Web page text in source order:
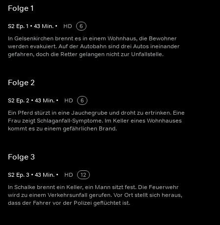
Folge 1
S2 Ep.1 • 43 Min. • HD
6
In Gelsenkirchen brennt es in einem Wohnhaus, die Bewohner
werden evakuiert. Auf der Autobahn sind drei Autos ineinander
gefahren, doch die Retter gelangen nicht zur Unfallstelle.
Folge 2
S2 Ep.2 • 43 Min. • HD
6
Ein Pferd stürzt in eine Jauchegrube und droht zu ertrinken. Eine
Frau zeigt Schlaganfall-Symptome. Im Keller eines Wohnhauses
kommt es zu einem gefährlichen Brand.
Folge 3
S2 Ep.3 • 43 Min. • HD
12
In Schalke brennt ein Keller, ein Mann sitzt fest. Die Feuerwehr
wird zu einem Verkehrsunfall gerufen. Vor Ort stellt sich heraus,
dass der Fahrer vor der Polizei geflüchtet ist.